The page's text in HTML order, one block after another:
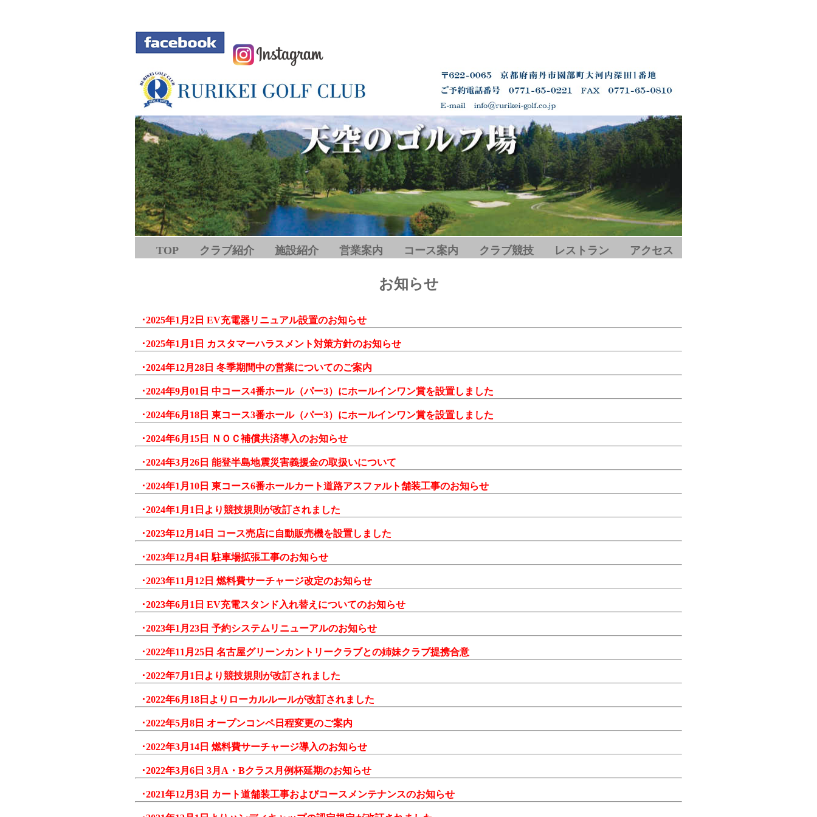
TOP クラブ紹介 施設紹介 営業案内 コース案内 クラブ競技 レストラン アクセス
お知らせ
･2025年1月2日 EV充電器リニュアル設置のお知らせ
･2025年1月1日 カスタマーハラスメント対策方針のお知らせ
･2024年12月28日 冬季期間中の営業についてのご案内
･2024年9月01日 中コース4番ホール（パー3）にホールインワン賞を設置しました
･2024年6月18日 東コース3番ホール（パー3）にホールインワン賞を設置しました
･2024年6月15日 ＮＯＣ補償共済導入のお知らせ
･2024年3月26日 能登半島地震災害義援金の取扱いについて
･2024年1月10日 東コース6番ホールカート道路アスファルト舗装工事のお知らせ
･2024年1月1日より競技規則が改訂されました
･2023年12月14日 コース売店に自動販売機を設置しました
･2023年12月4日 駐車場拡張工事のお知らせ
･2023年11月12日 燃料費サーチャージ改定のお知らせ
･2023年6月1日 EV充電スタンド入れ替えについてのお知らせ
･2023年1月23日 予約システムリニューアルのお知らせ
･2022年11月25日 名古屋グリーンカントリークラブとの姉妹クラブ提携合意
･2022年7月1日より競技規則が改訂されました
･2022年6月18日よりローカルルールが改訂されました
･2022年5月8日 オープンコンペ日程変更のご案内
･2022年3月14日 燃料費サーチャージ導入のお知らせ
･2022年3月6日 3月A・Bクラス月例杯延期のお知らせ
･2021年12月3日 カート道舗装工事およびコースメンテナンスのお知らせ